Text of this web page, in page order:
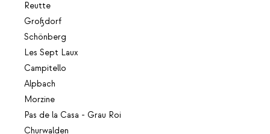
Reutte
Großdorf
Schönberg
Les Sept Laux
Campitello
Alpbach
Morzine
Pas de la Casa - Grau Roi
Churwalden